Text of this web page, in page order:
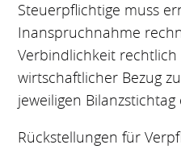
Steuerpflichtige muss
Inanspruchnahme
Verbindlichkeit
wirtschaftlicher Bezug
jeweiligen
Rückstellungen für